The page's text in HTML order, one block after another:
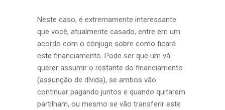
Neste caso, é extremamente interessante
que você, atualmente casado, entre em um
acordo com o cônjuge sobre como ficará
este financiamento. Pode ser que um vá
querer assumir o restante do financiamento
(assunção de dívida), se ambos vão
continuar pagando juntos e quando quitarem
partilham, ou mesmo se vão transferir este